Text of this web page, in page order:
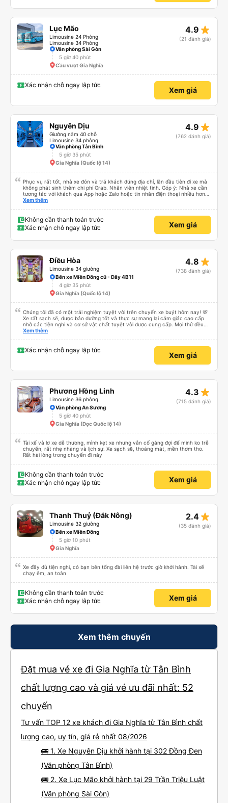
Lục Mão
Limousine 24 Phòng
Limousine 34 Phòng
4.9 star_rate
(21 đánh giá)
Văn phòng Sài Gòn
5 giờ 40 phút
Cầu vượt Gia Nghĩa
Xác nhận chỗ ngay lập tức
Xem giá
Nguyên Dịu
Giường nằm 40 chỗ
Limousine 34 phòng
4.9 star_rate
(762 đánh giá)
Văn phòng Tân Bình
5 giờ 35 phút
Gia Nghĩa (Quốc lộ 14)
Phục vụ rất tốt, nhà xe đón và trả khách đúng địa chỉ, lần đầu tiên đi xe mà
không phát sinh thêm chi phí Grab. Nhân viên nhiệt tình. Góp ý: Nhà xe cần
tương tác với khách qua App hoặc Zalo hoặc tin nhắn điện thoại nhiều hơn
nữa để hành khách yên tâm đặc biệt là khách đặt vé qua App. Chân thành
Xem thêm
Không cần thanh toán trước
Xác nhận chỗ ngay lập tức
Xem giá
Điều Hòa
Limousine 34 giường
4.8 star_rate
(738 đánh giá)
Bến xe Miền Đông cũ - Dãy 4B11
4 giờ 35 phút
Gia Nghĩa (Quốc lộ 14)
Chúng tôi đã có một trải nghiệm tuyệt vời trên chuyến xe buýt hôm nay! 💯
Xe rất sạch sẽ, được bảo dưỡng tốt và thực sự mang lại cảm giác cao cấp
nhờ các tiện nghi và cơ sở vật chất tuyệt vời được cung cấp. Mọi thứ đều
thoải mái và ngăn nắp. Nhân viên và tài xế rất tốt bụng, hữu ích và chu đáo,
đối với tôi và gia đình. Chúng tôi rất vui và hài lòng từ đầu đến cuối. Rất đáng
giới thiệu! 💛 Về ứng dụng, nó rất dễ sử dụng, thân thiện với người dùng và
tiện lợi khi đặt chuyến đi của chúng tôi. Mọi thứ đều diễn ra suôn sẻ!
Xem thêm
Xác nhận chỗ ngay lập tức
Xem giá
Phương Hồng Linh
Limousine 36 phòng
4.3 star_rate
(715 đánh giá)
Văn phòng An Sương
5 giờ 40 phút
Gia Nghĩa (Dọc Quốc lộ 14)
Tài xế và lơ xe dễ thương, mình kẹt xe nhưng vẫn cố gắng đợi để mình ko trễ
chuyến, rất nhẹ nhàng và lịch sự. Xe sạch sẽ, thoáng mát, mền thơm tho.
Rất hài lòng trong chuyến đi này
Không cần thanh toán trước
Xác nhận chỗ ngay lập tức
Xem giá
Thanh Thuỷ (Đắk Nông)
Limousine 32 giường
2.4 star_rate
(35 đánh giá)
Bến xe Miền Đông
5 giờ 10 phút
Gia Nghĩa
Xe đầy đủ tiện nghi, có bạn bên tổng đài liên hệ trước giờ khởi hành. Tài xế
chạy êm, an toàn
Không cần thanh toán trước
Xác nhận chỗ ngay lập tức
Xem giá
Xem thêm chuyến
Đặt mua vé xe đi Gia Nghĩa từ Tân Bình
chất lượng cao và giá vé ưu đãi nhất: 52
chuyến
Tư vấn TOP 12 xe khách đi Gia Nghĩa từ Tân Bình chất
lượng cao, uy tín, giá rẻ nhất 08/2026
🚌 1. Xe Nguyên Dịu khởi hành tại 302 Đồng Đen
(Văn phòng Tân Bình)
🚌 2. Xe Lục Mão khởi hành tại 29 Trần Triệu Luật
(Văn phòng Sài Gòn)